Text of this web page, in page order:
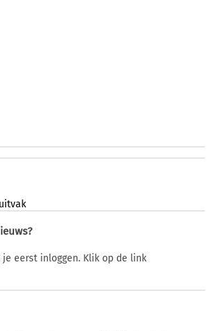
uitvak
eerst inloggen. Klik op de link